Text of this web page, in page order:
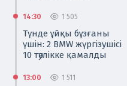
14:30 1 505
Түнде ұйқы бұзғаны
үшін: 2 BMW жүргізушісі
10 тәулікке қамалды
13:00 1 511